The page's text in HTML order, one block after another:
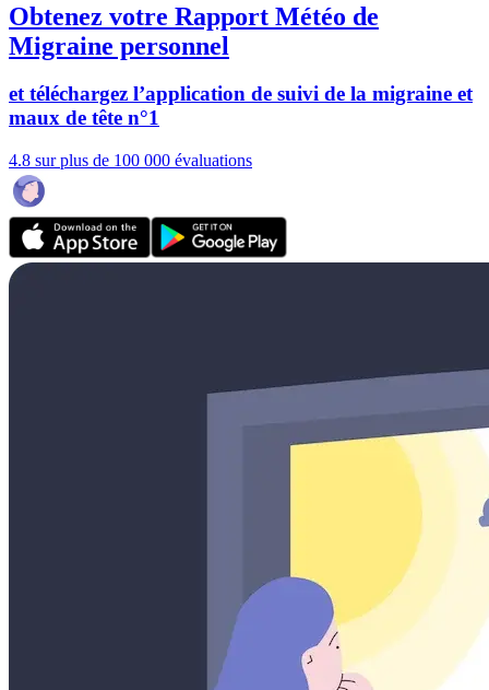
Obtenez votre Rapport Météo de
Migraine personnel
et téléchargez l’application de suivi de la migraine et
maux de tête n°1
4.8 sur plus de 100 000 évaluations